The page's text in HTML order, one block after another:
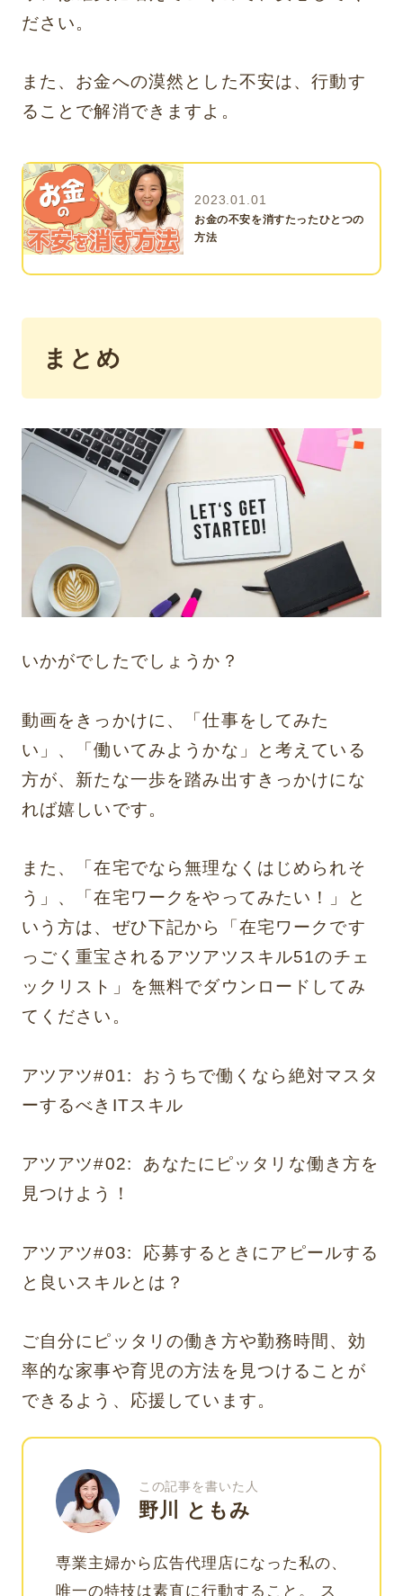
ださい。
また、お金への漠然とした不安は、行動す
ることで解消できますよ。
2023.01.01
お金の不安を消すたったひとつの
方法
まとめ
いかがでしたでしょうか？
動画をきっかけに、「仕事をしてみた
い」、「働いてみようかな」と考えている
方が、新たな一歩を踏み出すきっかけにな
れば嬉しいです。
また、「在宅でなら無理なくはじめられそ
う」、「在宅ワークをやってみたい！」と
いう方は、ぜひ下記から「在宅ワークです
っごく重宝されるアツアツスキル51のチェ
ックリスト
」を無料でダウンロードしてみ
てください。
アツアツ#01: おうちで働くなら絶対マスタ
ーするべきITスキル
アツアツ#02: あなたにピッタリな働き方を
見つけよう！
アツアツ#03: 応募するときにアピールする
と良いスキルとは？
ご自分にピッタリの働き方や勤務時間、効
率的な家事や育児の方法を見つけることが
できるよう、応援しています。
この記事を書いた人
野川 ともみ
専業主婦から広告代理店になった私の、
唯一の特技は素直に行動すること。 ス